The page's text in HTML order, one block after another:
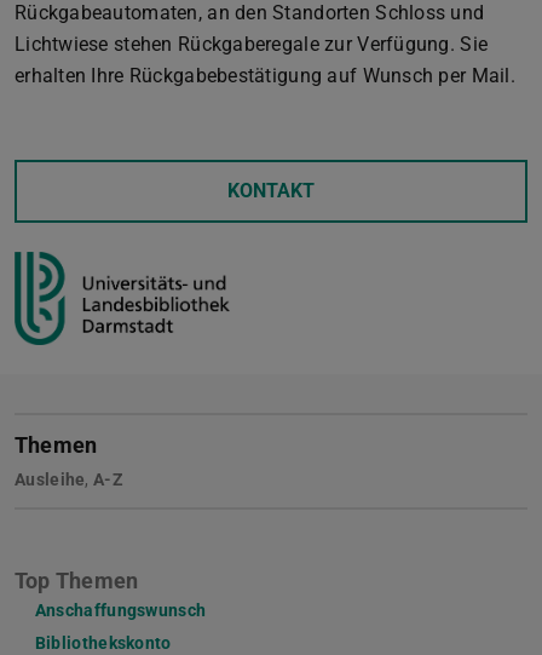
Rückgabeautomaten, an den Standorten Schloss und
Lichtwiese stehen Rückgaberegale zur Verfügung. Sie
erhalten Ihre Rückgabebestätigung auf Wunsch per Mail.
KONTAKT
Themen
Ausleihe,A-Z
Top Themen
Anschaffungswunsch
Bibliothekskonto